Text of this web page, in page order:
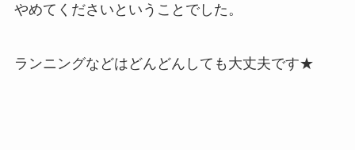
やめてくださいということでした。
ランニングなどはどんどんしても大丈夫です★